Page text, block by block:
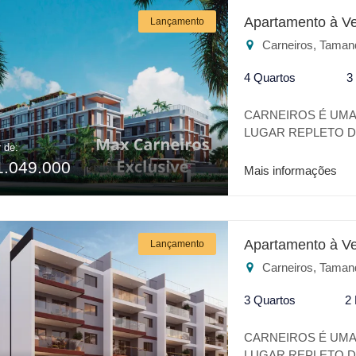
Playground * Salão
OMO * Vestiário
RESERVA DOS
Lançamento
de:
Apartamento à
Carneiros,
4 Quartos 3
CARNEIROS É
LUGAR REPLETO
VERDADEIRO
CARNEIROS
TENNIS * PET
LOUNGE * SELF
BRINQUEDOTECA
ESCOLHA EM
Mais informações
Lançamento Apartamento à
Carneiros,
3 Quartos 2
CARNEIROS É